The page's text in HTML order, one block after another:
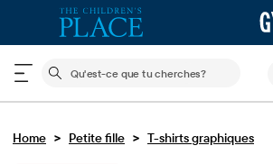
Le champ de recherche ci-
que
Home > Petite fille > T-shirts graphiques